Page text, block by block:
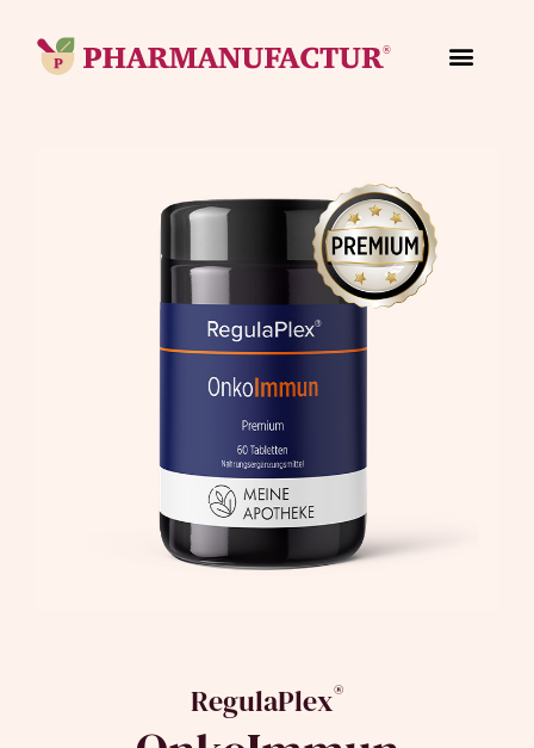
RegulaPlex®